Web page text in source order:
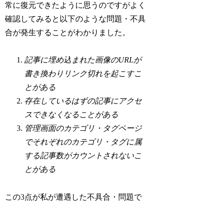
常に復元できたように思うのですがよく
確認してみると以下のような問題・不具
合が発生することがわかりました。
記事に埋め込まれた画像のURLが
書き換わりリンク切れを起こすこ
とがある
存在しているはずの記事にアクセ
スできなくなることがある
管理画面のカテゴリ・タグページ
でそれぞれのカテゴリ・タグに属
する記事数がカウントされないこ
とがある
この3点が私が遭遇した不具合・問題で